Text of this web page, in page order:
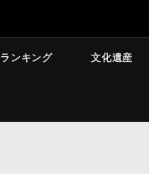
ランキング 文化遺産